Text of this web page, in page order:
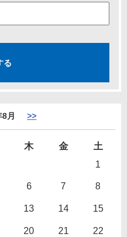
月 >>
木 金
土
1
6 7 8
13 14 15
20 21 22